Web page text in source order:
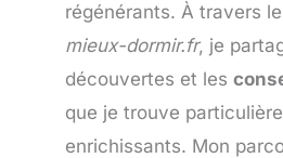
régénérants. À travers
mieux-dormir.fr, je
découvertes et les
que je trouve
enrichissants. Mon